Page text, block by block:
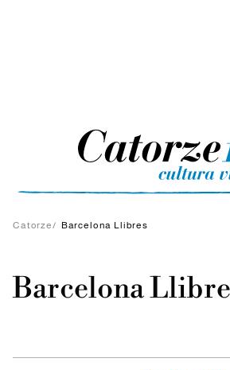
Catorze/ Barcelona Llibres
Barcelona